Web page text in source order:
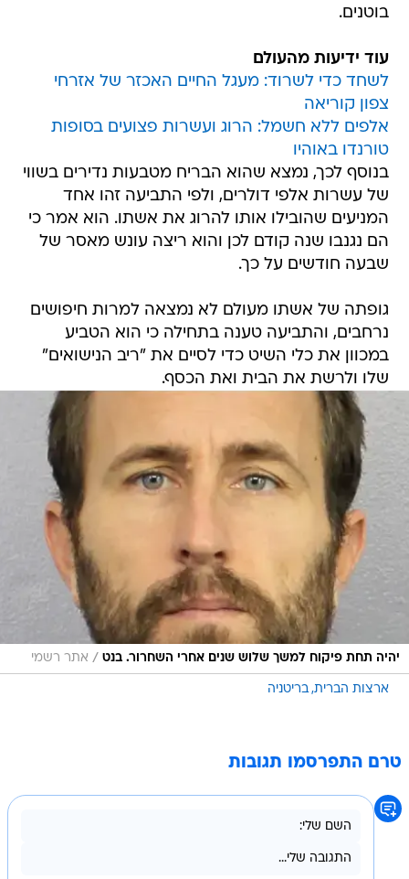
בוטנים.
עוד ידיעות מהעולם
לשחד כדי לשרוד: מעגל החיים האכזר של אזרחי
צפון קוריאה
אלפים ללא חשמל: הרוג ועשרות פצועים בסופות
טורנדו באוהיו
בנוסף לכך, נמצא שהוא הבריח מטבעות נדירים בשווי
של עשרות אלפי דולרים, ולפי התביעה זהו אחד
המניעים שהובילו אותו להרוג את אשתו. הוא אמר כי
הם נגנבו שנה קודם לכן והוא ריצה עונש מאסר של
שבעה חודשים על כך.
גופתה של אשתו מעולם לא נמצאה למרות חיפושים
נרחבים, והתביעה טענה בתחילה כי הוא הטביע
במכוון את כלי השיט כדי לסיים את "ריב הנישואים"
שלו ולרשת את הבית ואת הכסף.
יהיה תחת פיקוח למשך שלוש שנים אחרי השחרור. בנט / אתר רשמי
ארצות הברית בריטניה
טרם התפרסמו תגובות